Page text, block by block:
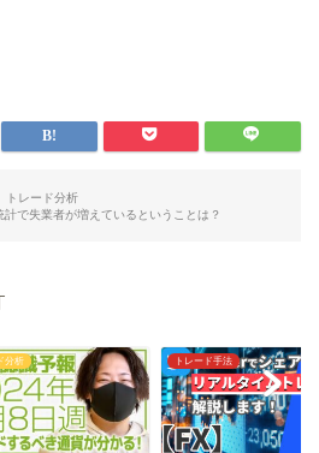
トレード分析
計で失業者が増えているということは？
分析 トレード手法